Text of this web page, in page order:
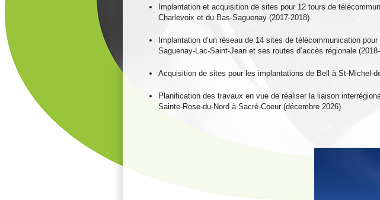
Implantation et acquisition de sites pour 12 tours de
Charlevoix et du Bas-Saguenay (2017-2018).
Implantation d’un réseau de 14 sites de télécommunication
Saguenay-Lac-Saint-Jean et ses routes d’accès régionale
Acquisition de sites pour les implantations de Bell à St-Michel-
Planification des travaux en vue de réaliser la liaison
Sainte-Rose-du-Nord à Sacré-Coeur (décembre 2026).